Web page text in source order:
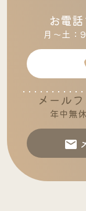
お電
月～土
メール
年中無